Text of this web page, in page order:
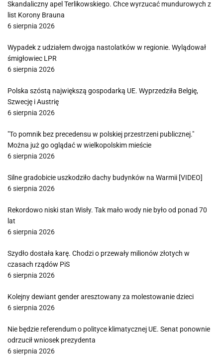
Skandaliczny apel Terlikowskiego. Chce wyrzucać mundurowych z
list Korony Brauna
6 sierpnia 2026
Wypadek z udziałem dwojga nastolatków w regionie. Wylądował
śmigłowiec LPR
6 sierpnia 2026
Polska szóstą największą gospodarką UE. Wyprzedziła Belgię,
Szwecję i Austrię
6 sierpnia 2026
"To pomnik bez precedensu w polskiej przestrzeni publicznej."
Można już go oglądać w wielkopolskim mieście
6 sierpnia 2026
Silne gradobicie uszkodziło dachy budynków na Warmii [VIDEO]
6 sierpnia 2026
Rekordowo niski stan Wisły. Tak mało wody nie było od ponad 70
lat
6 sierpnia 2026
Szydło dostała karę. Chodzi o przewały milionów złotych w
czasach rządów PiS
6 sierpnia 2026
Kolejny dewiant gender aresztowany za molestowanie dzieci
6 sierpnia 2026
Nie będzie referendum o polityce klimatycznej UE. Senat ponownie
odrzucił wniosek prezydenta
6 sierpnia 2026